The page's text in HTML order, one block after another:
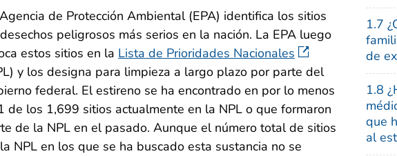
1.7
de
1.8
que
al
de Protección Ambiental (EPA) identifica los sitios
peligrosos más serios en la nación. La EPA luego
estos sitios en la Lista de Prioridades Nacionales
y los designa para limpieza a largo plazo por parte del
federal. El estireno se ha encontrado en por lo menos
de los 1,699 sitios actualmente en la NPL o que formaron
de la NPL en el pasado. Aunque el número total de sitios
NPL en los que se ha buscado esta sustancia no se